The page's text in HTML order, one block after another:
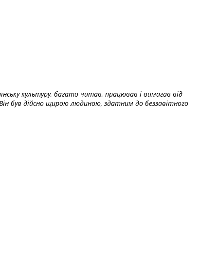
культуру, багато читав, працював і вимагав від
був дійсно щирою людиною, здатним до беззавітного